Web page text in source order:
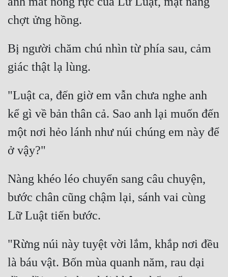
Đô Thị
Đông Phương
Đông Phương Huyền Huyễn
Đồng Nhân
Ngự Thú
Truyện Nam
Vô Địch Lưu
Đẹp
Đẹp Hiệp
Bị người chăm chú nhìn từ phía sau, cảm
"Luật ca, đến giờ em vẫn chưa nghe anh
kể gì về bản thân cả. Sao anh lại muốn đến
một nơi hẻo lánh như núi chúng em này để
Nàng khéo léo chuyển sang câu chuyện,
bước chân cũng chậm lại, sánh vai cùng
"Rừng núi này tuyệt vời lắm, khắp nơi đều
là báu vật. Bốn mùa quanh năm, rau dại